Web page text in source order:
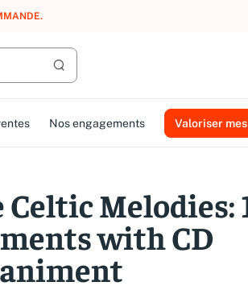
CLUB AMMAREAL.
Lancer la recherche
Nos engagements Valoriser
Melodies:
with CD